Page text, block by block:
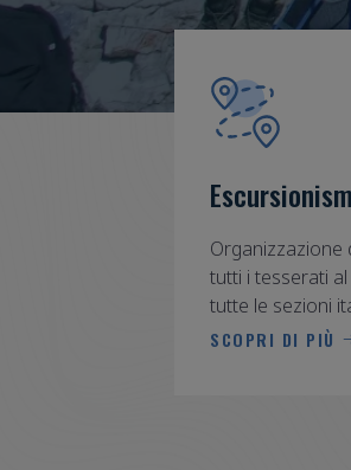
Organizzazione
tutti i tesserati
tutte le sezioni
SCOPRI DI PIÙ